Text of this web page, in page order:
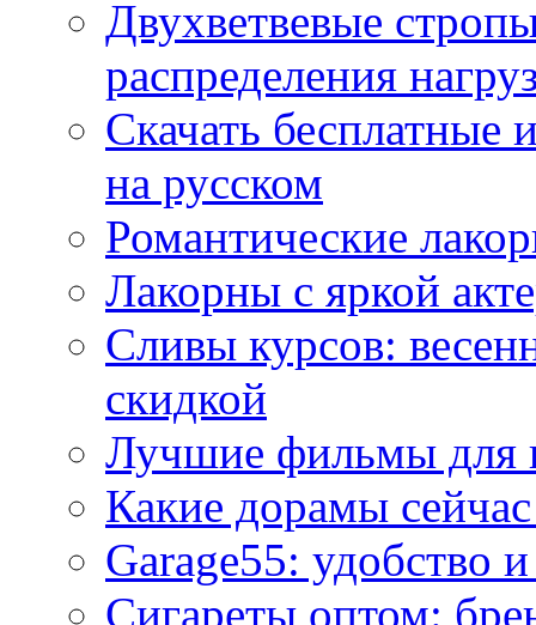
Двухветвевые
распределения
Скачать
на русском
Романтические
Лакорны с яркой
Сливы курсов:
скидкой
Лучшие фильмы для
Какие дорамы
Garage55: удобство
Сигареты оптом: